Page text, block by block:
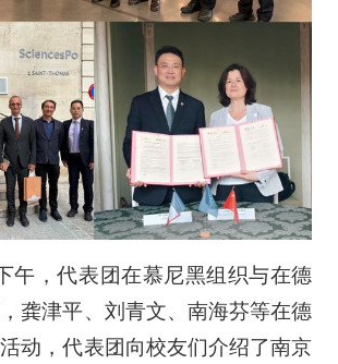
午，代表团在慕尼黑组织与在德
龚津平、刘青文、南海芬等在德
动，代表团向校友们介绍了南京